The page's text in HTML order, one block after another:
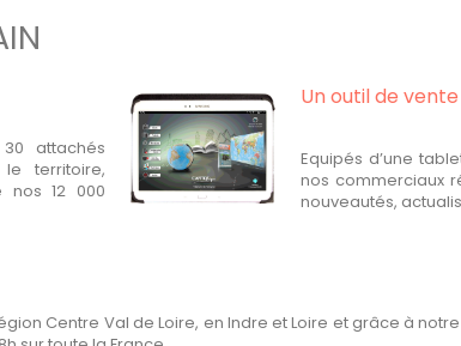
attachés
territoire,
12 000
Un outil de
Equipés d’une
nos commerciaux
nouveautés,
Centre Val de Loire, en Indre et Loire et grâce à